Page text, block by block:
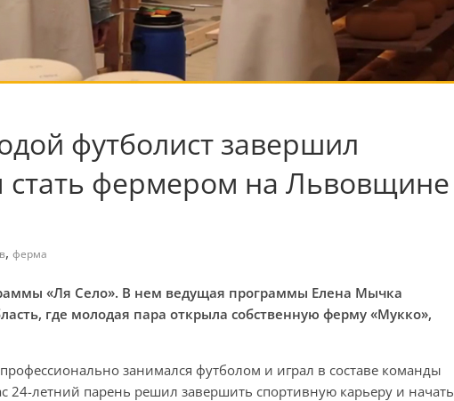
футболист завершил
стать фермером на Львовщине
, ферма
«Ля Село». В нем ведущая программы Елена Мычка
где молодая пара открыла собственную ферму «Мукко»,
занимался футболом и играл в составе команды
24-летний парень решил завершить спортивную карьеру и начать